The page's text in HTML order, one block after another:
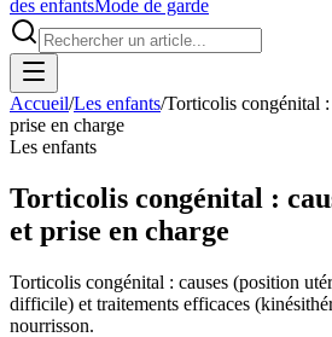
des enfantsMode de garde
Accueil/Les enfants/Torticolis congénital :
prise en charge
Les enfants
Torticolis congénital :
et prise en charge
Torticolis congénital : causes (position
difficile) et traitements efficaces
nourrisson.